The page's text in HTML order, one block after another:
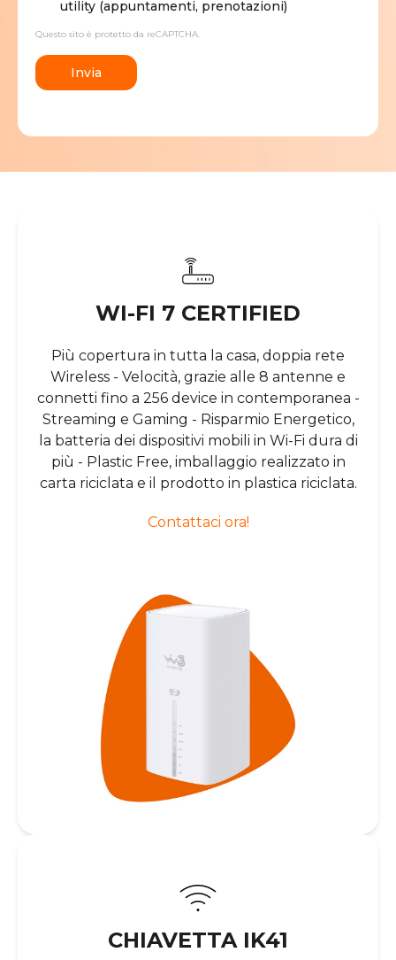
utility (appuntamenti, prenotazioni)
Questo sito è protetto da reCAPTCHA.
Invia
WI-FI 7 CERTIFIED
Più copertura in tutta la casa, doppia rete
Wireless - Velocità, grazie alle 8 antenne e
connetti fino a 256 device in contemporanea -
Streaming e Gaming - Risparmio Energetico,
la batteria dei dispositivi mobili in Wi-Fi dura di
più - Plastic Free, imballaggio realizzato in
carta riciclata e il prodotto in plastica riciclata.
Contattaci ora!
CHIAVETTA IK41